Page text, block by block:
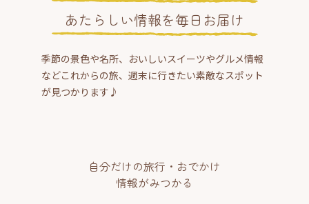
あたらしい情報を毎日お届け
季節の景色や名所、おいしいスイーツやグルメ情報
などこれからの旅、週末に行きたい素敵なスポット
が見つかります♪
自分だけの旅行・おでかけ
情報がみつかる